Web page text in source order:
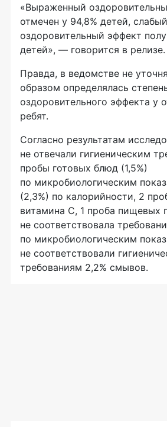
«Выраженный
отмечен у 94,8% детей, слабый
оздоровительный эффект
детей», — говорится в релизе.
Правда, в ведомстве не
образом определялась
оздоровительного эффекта у
ребят.
Согласно результатам
не отвечали гигиеническим
пробы готовых блюд (1,5%)
по микробиологическим
(2,3%) по калорийности, 2
витамина С, 1 проба пищевых
не соответствовала
по микробиологическим
не соответствовали
требованиям 2,2% смывов.